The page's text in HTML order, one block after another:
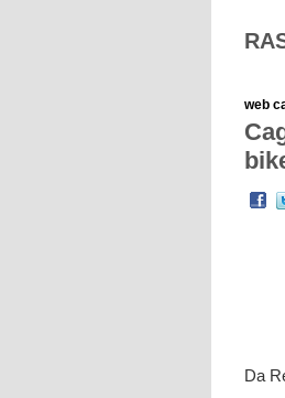
web
Da